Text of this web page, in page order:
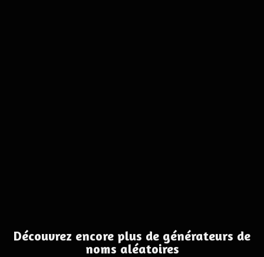
Découvrez encore plus de générateurs de
noms aléatoires